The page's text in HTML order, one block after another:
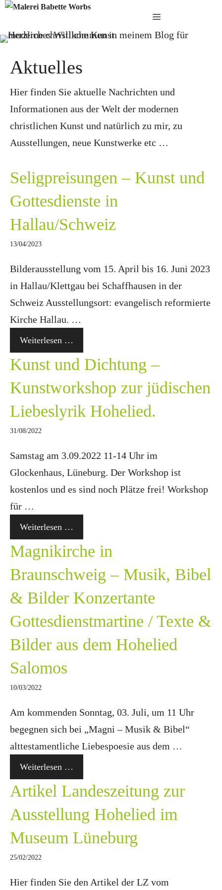
Zum
springen
Menü
Aktuelles
Hier finden Sie aktuelle Nachrichten und
Informationen aus der Welt der modernen
christlichen Kunst und natürlich zu mir, zu
Ausstellungen, neue Kunstwerke etc …
Seligpreisungen – Kunst und
Gottesdienste in
Hallau/Schweiz
13/04/2023
Bilderausstellung vom 15. April bis 16. Juni 2023
in Hallau/Klettgau bei Schaffhausen in der
Schweiz Ausstellungsort: evangelisch reformierte
Kirche Hallau. …
Weiterlesen …
Kunst und Dichtung –
Kunstworkshop zur jüdischen
Liebeslyrik Hohelied.
31/08/2022
Samstag am 3.09.2022 11-14 Uhr im
Glockenhaus, Lüneburg. Der Workshop ist
kostenlos und es sind noch Plätze frei! Workshop
für …
Weiterlesen …
Magnikirche in
Braunschweig – Musik, Bibel
& Bilder Konzertante
Gottesdienstmartine / Texte &
Bilder aus dem Hohelied
Salomos
10/03/2022
Am kommenden Sonntag, 03. Juli, um 11 Uhr
begegnen sich bei „Magni – Musik & Bibel“
alttestamentliche Liebespoesie aus dem …
Weiterlesen …
Artikel Landeszeitung zur
Ausstellung Hohelied im
Museum Lüneburg
25/02/2022
Hier finden Sie den Artikel der LZ vom